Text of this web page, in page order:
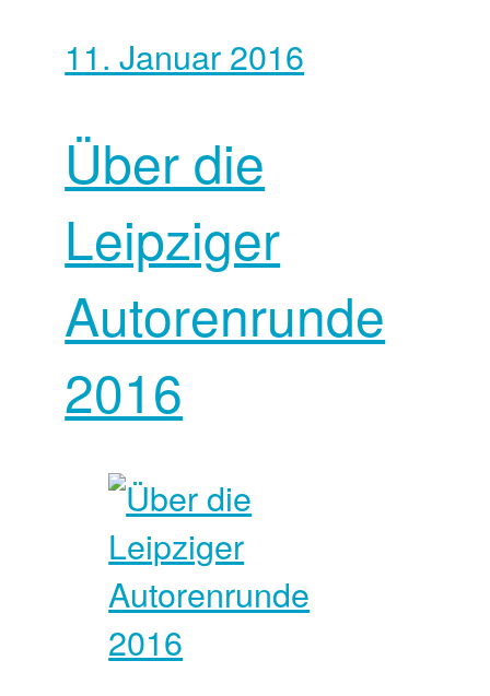
11. Januar 2016
Über die
Leipziger
Autorenrunde
2016